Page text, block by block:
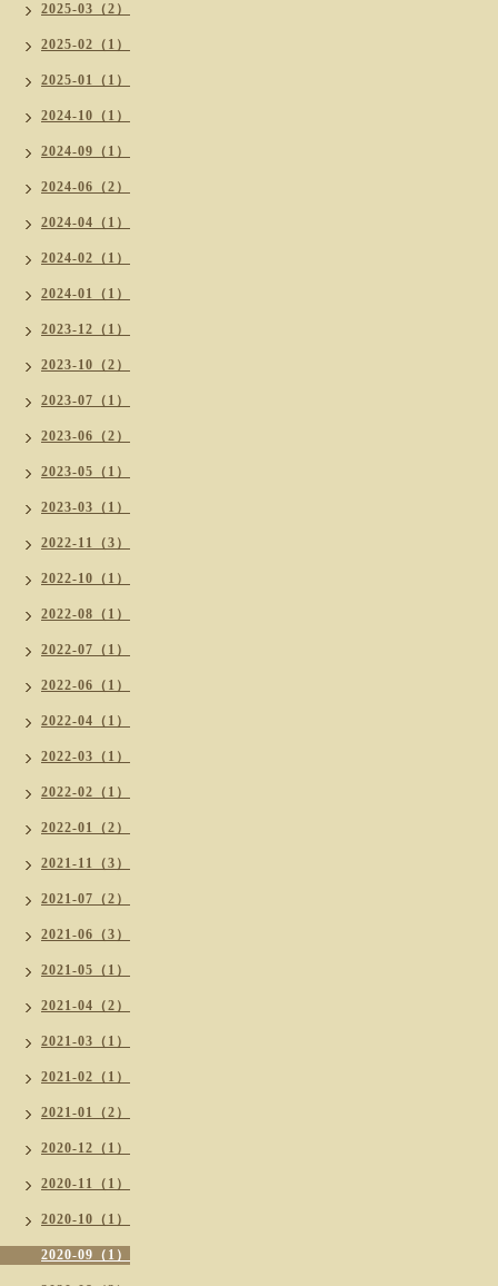
2025-03（2）
2025-02（1）
2025-01（1）
2024-10（1）
2024-09（1）
2024-06（2）
2024-04（1）
2024-02（1）
2024-01（1）
2023-12（1）
2023-10（2）
2023-07（1）
2023-06（2）
2023-05（1）
2023-03（1）
2022-11（3）
2022-10（1）
2022-08（1）
2022-07（1）
2022-06（1）
2022-04（1）
2022-03（1）
2022-02（1）
2022-01（2）
2021-11（3）
2021-07（2）
2021-06（3）
2021-05（1）
2021-04（2）
2021-03（1）
2021-02（1）
2021-01（2）
2020-12（1）
2020-11（1）
2020-10（1）
2020-09（1）